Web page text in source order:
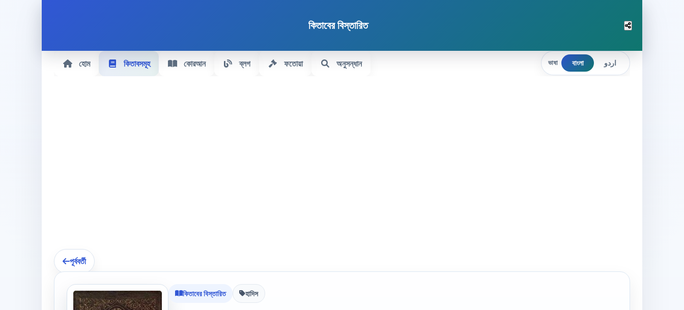
কিতাবের বিস্তারিত
হোম কিতাবসমূহ কোরআন ব্লগ ফতোয়া অনুসন্ধান ভাষা বাংলা اردو
পূর্ববর্তী
কিতাবের বিস্তারিত হাদিস